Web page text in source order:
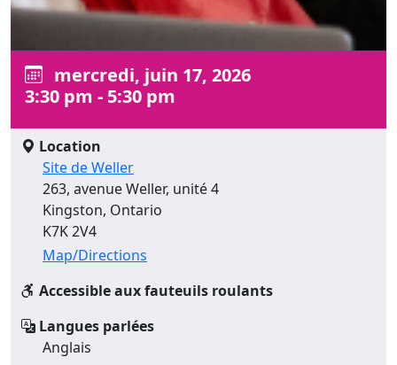
mercredi, juin 17, 2026
3:30 pm - 5:30 pm
Location
Site de Weller
263, avenue Weller, unité 4
Kingston, Ontario
K7K 2V4
Map/Directions
Accessible aux fauteuils roulants
Langues parlées
Anglais